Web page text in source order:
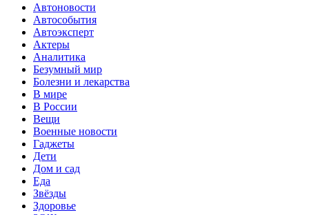
Автоновости
Автособытия
Автоэксперт
Актеры
Аналитика
Безумный мир
Болезни и лекарства
В мире
В России
Вещи
Военные новости
Гаджеты
Дети
Дом и сад
Еда
Звёзды
Здоровье